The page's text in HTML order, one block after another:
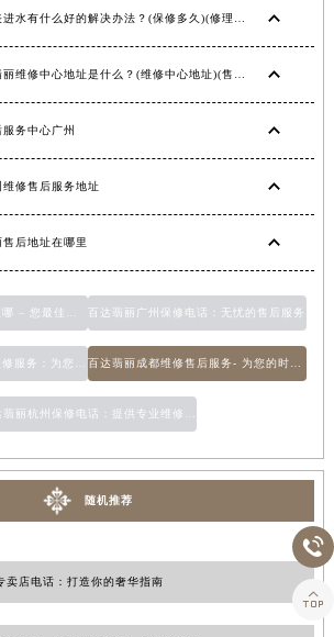
务中心广州
修售后服务地址
后地址在哪里
百达翡丽广州保修电话：无忧的售后服务
随机推荐
卖店电话：打造你的奢华指南

